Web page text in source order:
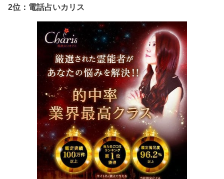
2位：電話占いカリス